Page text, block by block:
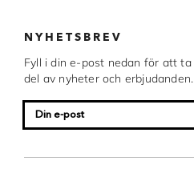
Chocolate World
Chocovic
Malmö Chokladfabrik
NYHETSBREV
Fyll i din e-post nedan för att ta
del av nyheter och erbjudanden.